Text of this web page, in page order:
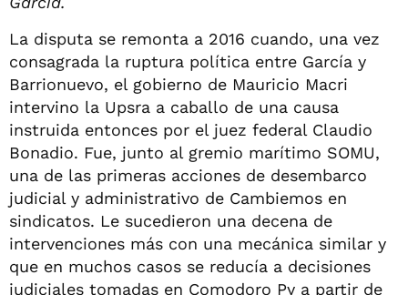
La disputa se remonta a 2016 cuando, una vez
consagrada la ruptura política entre García y
Barrionuevo, el gobierno de Mauricio Macri
intervino la Upsra a caballo de una causa
instruida entonces por el juez federal Claudio
Bonadio. Fue, junto al gremio marítimo SOMU,
una de las primeras acciones de desembarco
judicial y administrativo de Cambiemos en
sindicatos. Le sucedieron una decena de
intervenciones más con una mecánica similar y
que en muchos casos se reducía a decisiones
judiciales tomadas en Comodoro Py a partir de